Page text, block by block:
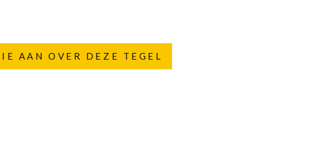
AAN OVER DEZE TEGEL